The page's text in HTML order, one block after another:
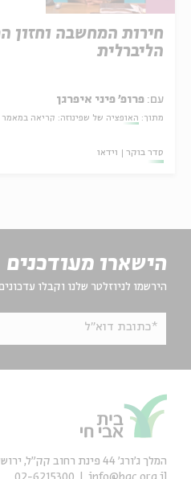
חירות המחשבה וחזון
הליברלית
עם: פרופ' פיני איפרגן
מתוך: האופציה של שפינוזה: קריאה במאמר
סדר בוקר וידאו
הישארו מעודכנים
הירשמו לניוזלטר שלנו וקבלו
*כתובת דוא"ל
המלך ג'ורג' 44 פינת רחוב קק״ל, ירושלים